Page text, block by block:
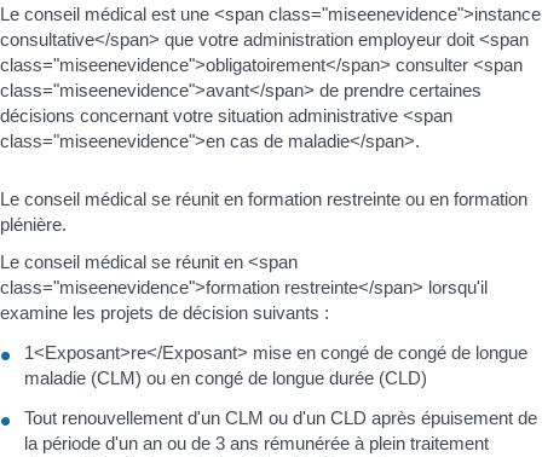
Le conseil médical est une <span class="miseenevidence">instance
consultative</span> que votre administration employeur doit <span
class="miseenevidence">obligatoirement</span> consulter <span
class="miseenevidence">avant</span> de prendre certaines
décisions concernant votre situation administrative <span
class="miseenevidence">en cas de maladie</span>.
Le conseil médical se réunit en formation restreinte ou en formation
plénière.
Le conseil médical se réunit en <span
class="miseenevidence">formation restreinte</span> lorsqu'il
examine les projets de décision suivants :
1<Exposant>re</Exposant> mise en congé de congé de longue
maladie (CLM) ou en congé de longue durée (CLD)
Tout renouvellement d'un CLM ou d'un CLD après épuisement de
la période d'un an ou de 3 ans rémunérée à plein traitement